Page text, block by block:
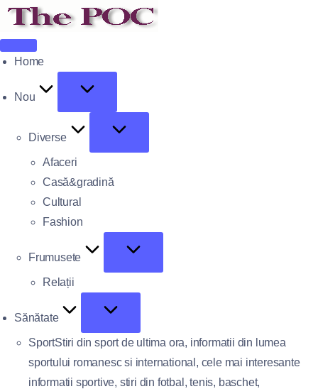
Home
Nou
Diverse
Afaceri
Casă&gradină
Cultural
Fashion
Frumusete
Relații
Sănătate
SportStiri din sport de ultima ora, informatii din lumea
sportului romanesc si international, cele mai interesante
informatii sportive, stiri din fotbal, tenis, baschet,